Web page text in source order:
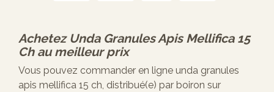
Achetez Unda Granules Apis Mellifica 15
Chau meilleur prix
Vous pouvez commander en ligne unda granules
apis mellifica 15 ch, distribué(e) par boiron sur